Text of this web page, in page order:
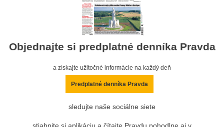
Objednajte si predplatné denníka Pravda
a získajte užitočné informácie na každý deň
Predplatné denníka Pravda
sledujte naše sociálne siete